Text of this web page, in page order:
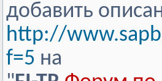
добавить
http://
f=5 на